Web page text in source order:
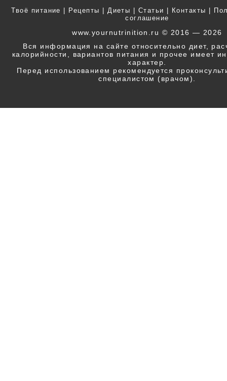
Твоё питание | Рецепты | Диеты | Статьи | Контакты |
соглашение
www.yournutrinition.ru © 2016 — 2026
Вся информация на сайте относительно диет,
калорийности, вариантов питания и прочее имеет
характер.
Перед использованием рекомендуется
специалистом (врачом).